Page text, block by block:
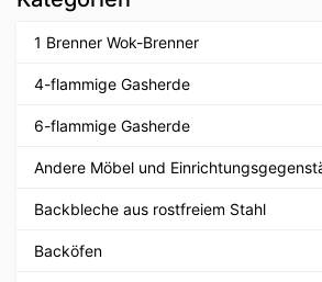
1 Brenner Wok-Brenner
4-flammige Gasherde
6-flammige Gasherde
Andere Möbel und
Backbleche aus rostfreiem Stahl
Backöfen